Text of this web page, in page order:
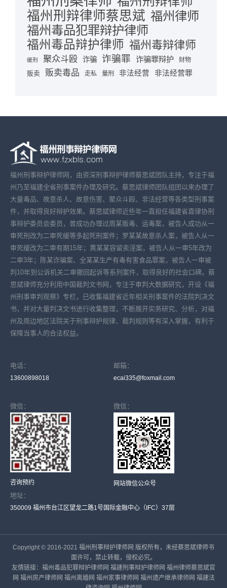
福州刑辩律师蔡思斌 福州律师
福州毒品犯罪辩护律师
福州毒品辩护律师 福州毒辩律师
缓刑 聚众斗殴 诈骗 诈骗罪 诈骗罪辩护 财物
贩卖 贩卖毒品 走私 量刑 非法经营 非法经营罪
福州刑事辩护律师网，由资深刑事辩护律师蔡思斌团队主持，专注于福
州乃至福建全省刑事案件办理及研究。蔡思斌律师团队组团以来办理了
大量毒品、故意杀人、故意伤害、聚众斗殴、非法经营等各类型刑事案
件，并取得良好辩护效果。蔡思斌律师近些年一直担任福建省直律协刑
事辩护委员会委员，曾成功办理过周某贩毒、运毒案，被告人成功从一
审死刑改为二审死缓等多起死刑案件；罗某某故意杀人案，被告人从一
审死缓改为二审有期15年；黄某某容留卖淫案，被告人从一审5年改为
二审3年；陈某诈骗案、全某某生产有毒有害食品罪案，被告人一审被
判10年到公诉机关二审撤回起诉等系列案件，取得良好的社会口碑。蔡
思斌律师充分利用中国裁判文书网，专注于审判大数据研究，开设《福
州刑事审判观察》专栏，已收集福建省近年相关刑事案件的法院判决文
书，并对大量判决文书进行收集整理，不断展开实务研究、分析，对福
州及周边地区法院关于刑事辩护规律、裁判规则等有深入掌握，有利于
保障当事人的合法权益。
电话：
13600898018
邮箱：
ecai335@foxmail.com
微信：
咨询预约
微信：
网站微信公众号
地址：
350009 福州市台江区望龙二路1号国际金融中心（IFC）37层
Copyright © 2016-2021 福州刑事辩护律师网 版权所有，未经蔡思斌律师书
面许可，禁止转载，侵权必究。
友情链接： 福州毒品犯罪辩护律师网 福建刑事辩护律师网 福州律师蔡思斌官
网 福州房产律师网 福州离婚网 福州家事律师网 福州遗产继承律师网 福建法